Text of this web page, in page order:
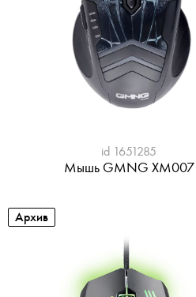
id 1651285
Мышь GMNG XM007
Архив